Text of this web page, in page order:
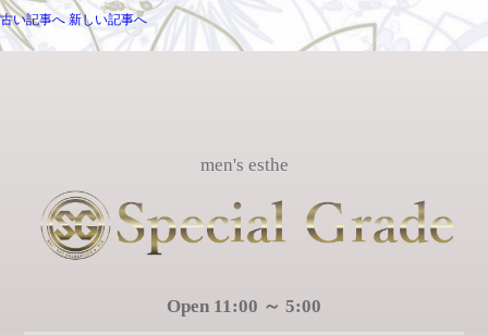
古い記事へ 新しい記事へ
men's esthe
Open 11:00 ～ 5:00